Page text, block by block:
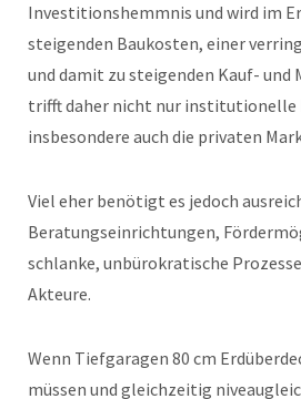
Investitionshemmnis und wird im
steigenden Baukosten, einer
und damit zu steigenden Kauf- und
trifft daher nicht nur institutionelle
insbesondere auch die privaten
Viel eher benötigt es jedoch
Beratungseinrichtungen,
schlanke, unbürokratische
Akteure.
Wenn Tiefgaragen 80 cm
müssen und gleichzeitig